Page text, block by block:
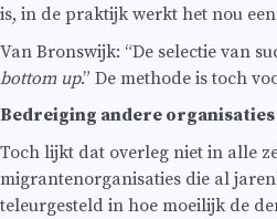
is, in de praktijk werkt het nou
Van Bronswijk: “De selectie van
bottom up.” De methode is toch
Bedreiging andere organisaties
Toch lijkt dat overleg niet in alle
migrantenorganisaties die al
teleurgesteld in hoe moeilijk de